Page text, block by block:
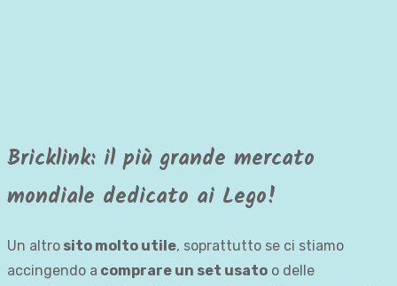
Bricklink: il più grande mercato
mondiale dedicato ai Lego!
Un altro sito molto utile, soprattutto se ci stiamo
accingendo a comprare un set usato o delle